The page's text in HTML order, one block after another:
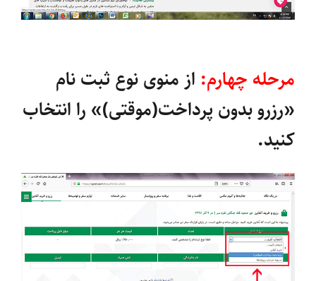
مرحله چهارم: از منوی نوع ثبت نام
«رزرو بدون پرداخت(موقتی)» را انتخاب
کنید.